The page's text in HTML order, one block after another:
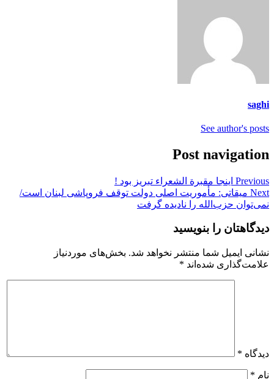
saghi
See author's posts
Post navigation
Previous اینجا مقبرة الشعراء تبریز بود !
Next میقاتی: مأموریت اصلی دولت توقف فروپاشی لبنان است/
نمی‌توان حزب‌الله را نادیده گرفت
دیدگاهتان را بنویسید
نشانی ایمیل شما منتشر نخواهد شد. بخش‌های موردنیاز
علامت‌گذاری شده‌اند *
دیدگاه *
نام *